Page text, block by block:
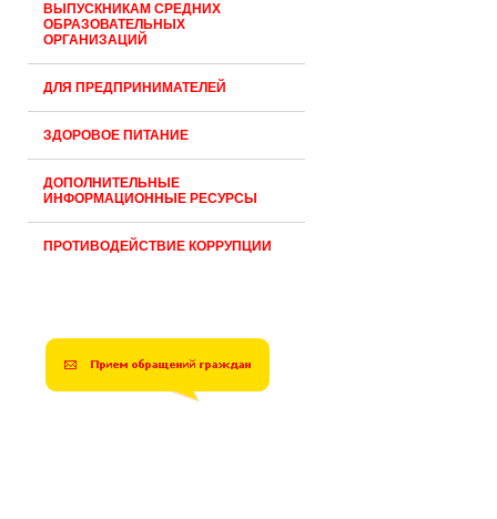
ВЫПУСКНИКАМ СРЕДНИХ
ОБРАЗОВАТЕЛЬНЫХ
ОРГАНИЗАЦИЙ
ДЛЯ ПРЕДПРИНИМАТЕЛЕЙ
ЗДОРОВОЕ ПИТАНИЕ
ДОПОЛНИТЕЛЬНЫЕ
ИНФОРМАЦИОННЫЕ РЕСУРСЫ
ПРОТИВОДЕЙСТВИЕ КОРРУПЦИИ